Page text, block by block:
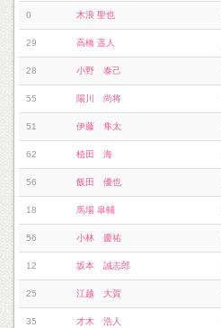
0 木浪 聖也
29 高橋 遥人
28 小野 泰己
55 陽川 尚将
51 伊藤 隼太
62 植田 海
56 飯田 優也
18 馬場 皐輔
56 小林 慶祐
12 坂本 誠志郎
25 江越 大賀
35 才木 浩人